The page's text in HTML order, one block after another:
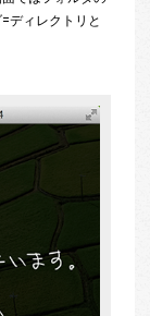
ディレクトリと